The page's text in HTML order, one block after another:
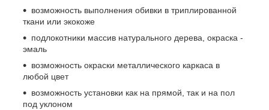
возможность выполнения обивки в триплированной
ткани или экокоже
подлокотники массив натурального дерева, окраска -
эмаль
возможность окраски металлического каркаса в
любой цвет
возможность установки как на прямой, так и на пол
под уклоном